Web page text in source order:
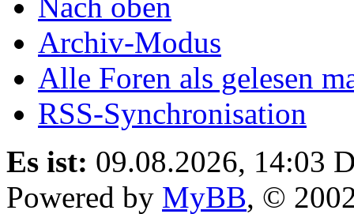
Archiv-Modus
Alle Foren als gelesen
RSS-Synchronisation
Es ist: 09.08.2026, 14:03
Powered by MyBB, ©